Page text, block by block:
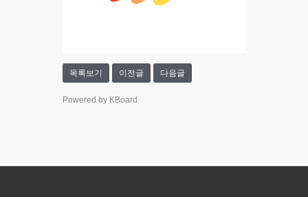
목록보기 이전글 다음글
Powered by KBoard